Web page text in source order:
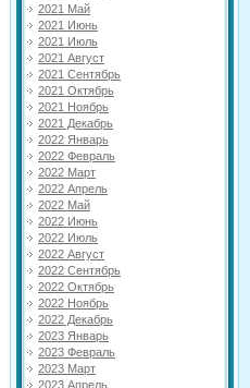
2021 Май
2021 Июнь
2021 Июль
2021 Август
2021 Сентябрь
2021 Октябрь
2021 Ноябрь
2021 Декабрь
2022 Январь
2022 Февраль
2022 Март
2022 Апрель
2022 Май
2022 Июнь
2022 Июль
2022 Август
2022 Сентябрь
2022 Октябрь
2022 Ноябрь
2022 Декабрь
2023 Январь
2023 Февраль
2023 Март
2023 Апрель